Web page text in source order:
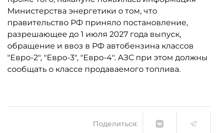
Министерства энергетики о том, что
правительство РФ приняло постановление,
разрешающее до 1 июля 2027 года выпуск,
обращение и ввоз в РФ автобензина классов
"Евро-2", "Евро-3", "Евро-4". АЗС при этом должны
сообщать о классе продаваемого топлива.
Поделиться: